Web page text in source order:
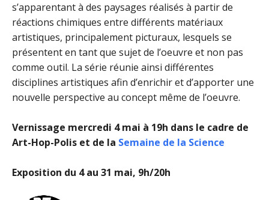
s’apparentant à des paysages réalisés à partir de
réactions chimiques entre différents matériaux
artistiques, principalement picturaux, lesquels se
présentent en tant que sujet de l’oeuvre et non pas
comme outil. La série réunie ainsi différentes
disciplines artistiques afin d’enrichir et d’apporter une
nouvelle perspective au concept même de l’oeuvre.
Vernissage mercredi 4 mai à 19h dans le cadre de
Art-Hop-Polis et de la Semaine de la Science
Exposition du 4 au 31 mai, 9h/20h